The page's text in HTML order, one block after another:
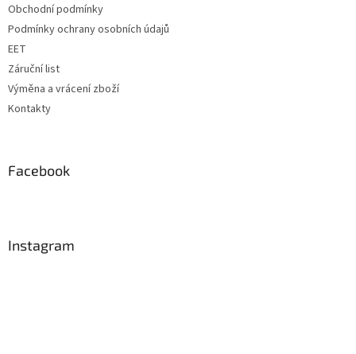
Obchodní podmínky
Podmínky ochrany osobních údajů
EET
Záruční list
Výměna a vrácení zboží
Kontakty
Facebook
Instagram